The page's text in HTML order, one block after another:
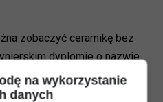
zobaczyć ceramikę bez
dyplomie o nazwie
inżynierii i wzornictwa
osobom
na wykorzystanie
danych